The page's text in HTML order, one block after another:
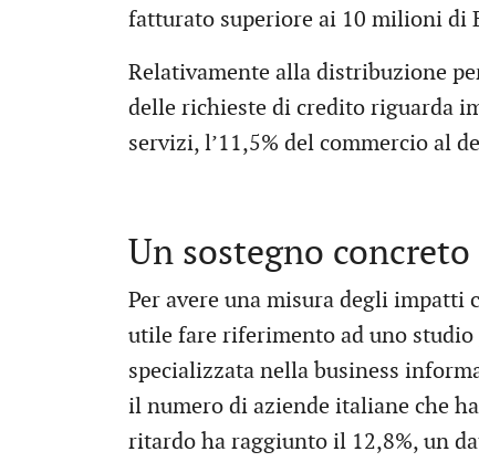
fatturato superiore ai 10 milioni di
Relativamente alla distribuzione
delle richieste di credito riguarda
servizi, l’11,5% del commercio al
Un sostegno
Per avere una misura degli impatti
utile fare riferimento ad uno studio
specializzata nella business
il numero di aziende italiane che
ritardo ha raggiunto il 12,8%, un